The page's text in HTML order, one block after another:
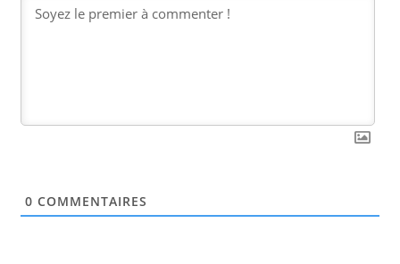
0 COMMENTAIRES